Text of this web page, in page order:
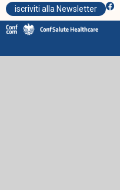
iscriviti alla Newsletter